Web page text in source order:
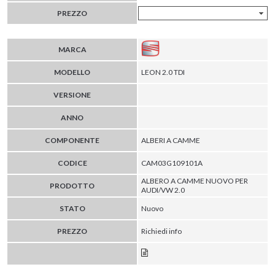
PREZZO
MARCA
MODELLO LEON 2.0 TDI
VERSIONE
ANNO
COMPONENTE ALBERI A CAMME
CODICE CAM03G109101A
PRODOTTO
ALBERO A CAMME NUOVO PER
AUDI/VW 2.0
STATO
Nuovo
PREZZO Richiedi info